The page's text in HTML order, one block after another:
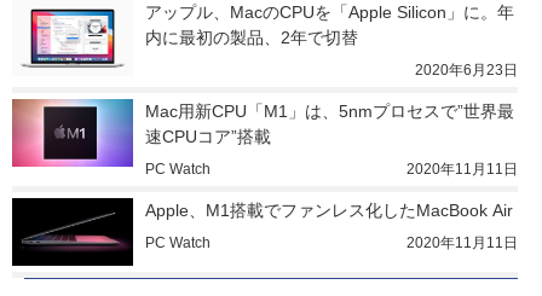
アップル、MacのCPUを「Apple Silicon」に。年
内に最初の製品、2年で切替
2020年6月23日
Mac用新CPU「M1」は、5nmプロセスで”世界最
速CPUコア”搭載
PC Watch 2020年11月11日
Apple、M1搭載でファンレス化したMacBook Air
PC Watch 2020年11月11日